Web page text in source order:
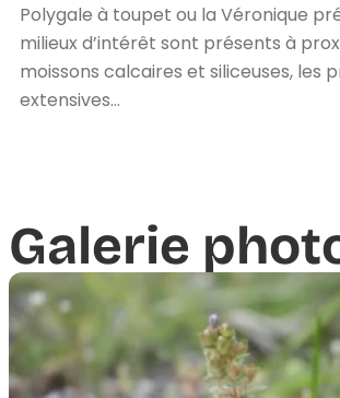
Polygale à toupet ou la Véronique
milieux d’intérêt sont présents à
moissons calcaires et siliceuses, les
extensives…
Galerie